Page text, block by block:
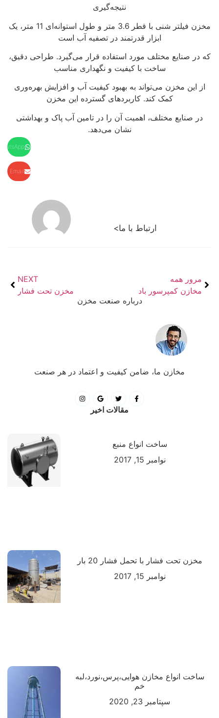
نتیجه‌گیری
مخزن فیلتر شنی با قطر 3.6 متر و طول استوانه‌ای 11 متر، یک
ابزار قدرتمند در تصفیه آب است
که در صنایع مختلف مورد استفاده قرار می‌گیرد. طراحی دقیق،
ساخت با کیفیت و نگهداری مناسب
از این مخزن می‌تواند به بهبود کیفیت آب و افزایش بهره‌وری
کمک کند. کاربردهای گسترده این مخزن
در صنایع مختلف، اهمیت آن را در تامین آب پاک و بهداشتی
نشان می‌دهد.
Email
ارتباط با ما>
مرور همه
مخازن کمپرسور باد
NEXT
مخزن تحت فشار
درباره صنعت مخزن
مخازن ما، ضامن کیفیت و اعتماد در هر صنعت
مقالات اخیر
ساخت انواع منبع
نوامبر 15, 2017
مخزن تحت فشار با تحمل فشار 20 بار
نوامبر 15, 2017
ساخت انواع مخازن هوایی،پرس،نورد،لبه
خم
سپتامبر 23, 2020